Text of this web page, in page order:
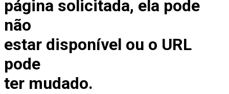
página solicitada, ela pode
não
estar disponível ou o URL
pode
ter mudado.